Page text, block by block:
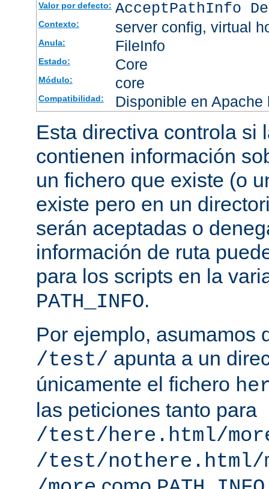
Valor por defecto: AcceptPathInfo
Contexto: server config, virtual
Anula: FileInfo
Estado: Core
Módulo: core
Compatibilidad: Disponible en
Esta directiva controla si
contienen información
un fichero que existe (o
existe pero en un
serán aceptadas o
información de ruta
para los scripts en la
PATH_INFO.
Por ejemplo, asumamos
/test/ apunta a un
únicamente el fichero
las peticiones tanto para
/test/here.html/
/test/nothere.html/